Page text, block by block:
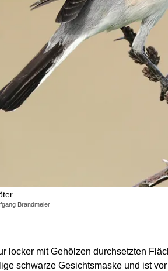
Brandmeier
locker mit Gehölzen durchsetzten
schwarze Gesichtsmaske und ist